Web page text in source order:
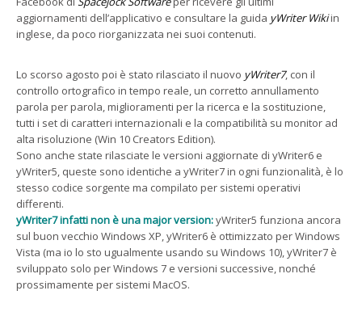
aggiornamenti dell’applicativo e consultare la guida yWriter Wikiin
inglese, da poco riorganizzata nei suoi contenuti.
Lo scorso agosto poi è stato rilasciato il nuovo yWriter7, con il
controllo ortografico in tempo reale, un corretto annullamento
parola per parola, miglioramenti per la ricerca e la sostituzione,
tutti i set di caratteri internazionali e la compatibilità su monitor ad
alta risoluzione (Win 10 Creators Edition).
Sono anche state rilasciate le versioni aggiornate di yWriter6 e
yWriter5, queste sono identiche a yWriter7 in ogni funzionalità, è lo
stesso codice sorgente ma compilato per sistemi operativi
differenti.
yWriter7 infatti non è una major version:yWriter5 funziona ancora
sul buon vecchio Windows XP, yWriter6 è ottimizzato per Windows
Vista (ma io lo sto ugualmente usando su Windows 10), yWriter7 è
sviluppato solo per Windows 7 e versioni successive, nonché
prossimamente per sistemi MacOS.